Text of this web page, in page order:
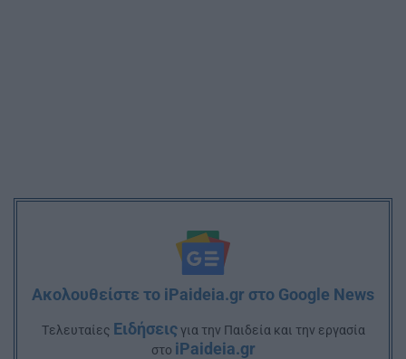
Ακολουθείστε το iPaideia.gr στο Google News
Tελευταίες Ειδήσειςγια την Παιδεία και την εργασία
στο iPaideia.gr